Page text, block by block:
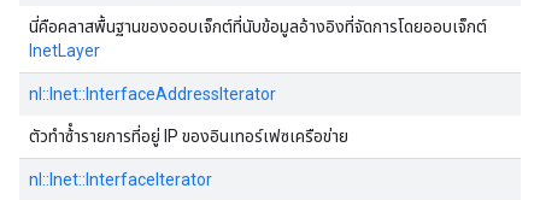
นี่คือคลาสพื้นฐานของออบเจ็กต์ที่นับข้อมูลอ้างอิงที่จัดการโดยออบเจ็กต์
InetLayer
nl::Inet::InterfaceAddressIterator
ตัวทําซ้ํารายการที่อยู่ IP ของอินเทอร์เฟซเครือข่าย
nl::Inet::InterfaceIterator